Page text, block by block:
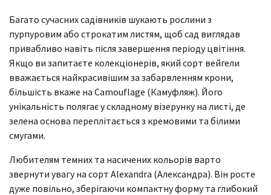
Багато сучасних садівників шукають рослини з
пурпуровим або строкатим листям, щоб сад виглядав
привабливо навіть після завершення періоду цвітіння.
Якщо ви запитаєте колекціонерів, який сорт вейгели
вважається найкрасивішим за забарвленням крони,
більшість вкаже на Camouflage (Камуфляж). Його
унікальність полягає у складному візерунку на листі, де
зелена основа переплітається з кремовими та білими
смугами.
Любителям темних та насичених кольорів варто
звернути увагу на сорт Alexandra (Александра). Він росте
дуже повільно, зберігаючи компактну форму та глибокий